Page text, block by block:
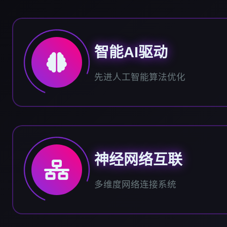
智能AI驱动
先进人工智能算法优化
神经网络互联
多维度网络连接系统